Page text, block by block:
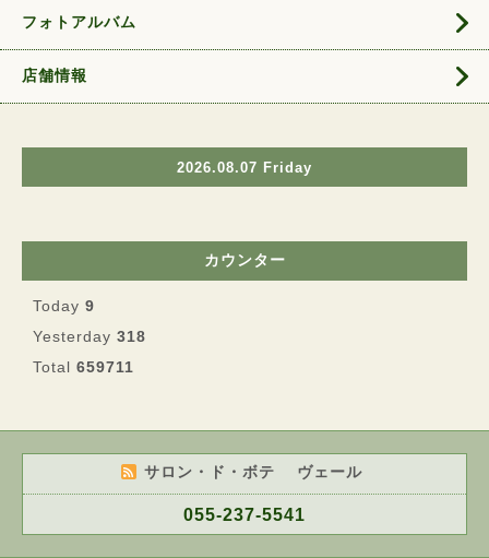
フォトアルバム
店舗情報
2026.08.07 Friday
カウンター
Today 9
Yesterday 318
Total 659711
サロン・ド・ボテ ヴェール
055-237-5541